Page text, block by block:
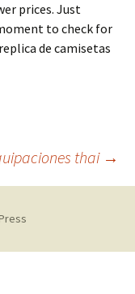
prices. Just
to check for
de camisetas
thai →